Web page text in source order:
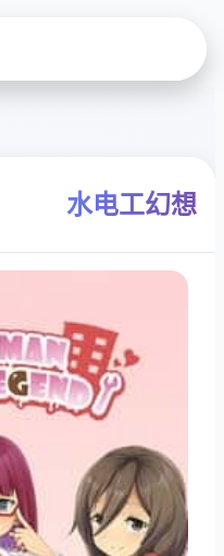
水电工幻想